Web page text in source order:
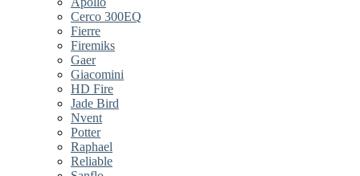
Cerco 300EQ
Fierre
Firemiks
Gaer
Giacomini
HD Fire
Jade Bird
Nvent
Potter
Raphael
Reliable